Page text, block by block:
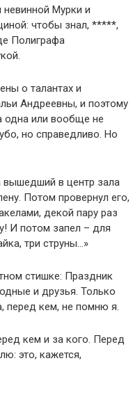
Мурки и
чтобы знал, *****,
Полиграфа
о талантах и
Андреевны, и поэтому
одна или вообще не
но справедливо. Но
вышедший в центр зала
Потом провернул его,
декой пару раз
И потом запел – для
три струны…»
стишке: Праздник
и друзья. Только
перед кем, не помню я.
кем и за кого. Перед
это, кажется,